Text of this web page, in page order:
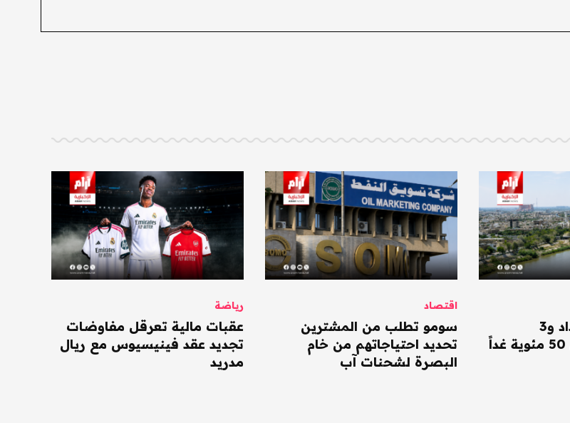
الأنواء الجوية: بغداد و3
اقتصاد
سومو تطلب من المشترين
تحديد احتياجاتهم من خام
البصرة لشحنات آب
رياضة
عقبات مالية تعرقل مفاوضات
تجديد عقد فينيسيوس مع ريال
مدريد